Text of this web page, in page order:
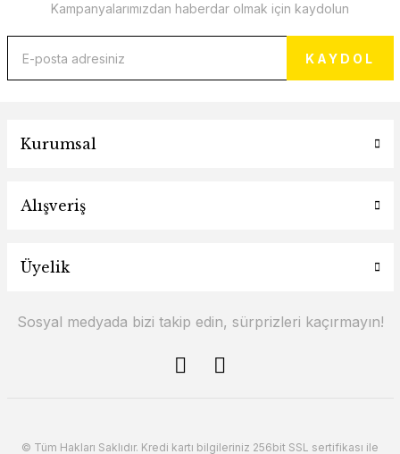
Kampanyalarımızdan haberdar olmak için kaydolun
KAYDOL
Kurumsal
Alışveriş
Üyelik
Sosyal medyada bizi takip edin, sürprizleri kaçırmayın!
© Tüm Hakları Saklıdır. Kredi kartı bilgileriniz 256bit SSL sertifikası ile